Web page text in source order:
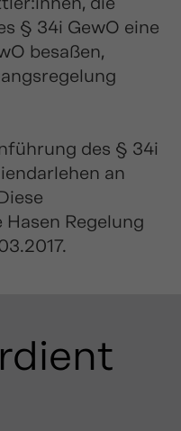
§ 34i GewO eine
besaßen,
des § 34i
an
Regelung